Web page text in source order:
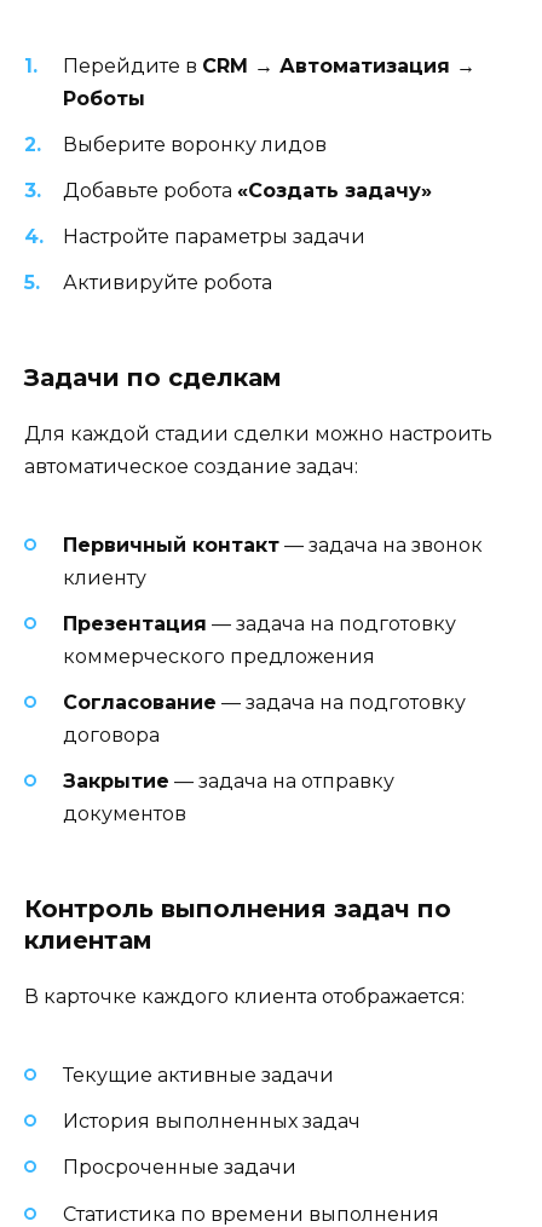
Перейдите в CRM → Автоматизация →
Роботы
Выберите воронку лидов
Добавьте робота «Создать задачу»
Настройте параметры задачи
Активируйте робота
Задачи по сделкам
Для каждой стадии сделки можно настроить
автоматическое создание задач:
Первичный контакт — задача на звонок
клиенту
Презентация — задача на подготовку
коммерческого предложения
Согласование — задача на подготовку
договора
Закрытие — задача на отправку
документов
Контроль выполнения задач по
клиентам
В карточке каждого клиента отображается:
Текущие активные задачи
История выполненных задач
Просроченные задачи
Статистика по времени выполнения